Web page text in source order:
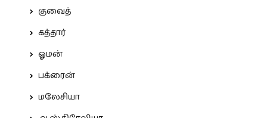
குவைத்
கத்தார்
ஓமன்
பக்ரைன்
மலேசியா